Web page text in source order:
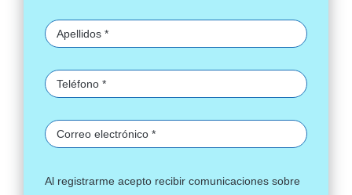
Al registrarme acepto recibir comunicaciones sobre